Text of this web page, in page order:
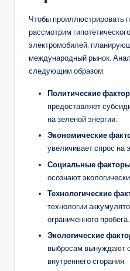
Чтобы проиллюстрировать
рассмотрим
электромобилей,
международный рынок.
следующим образом:
Политические
предоставляет
на зеленой энергии.
Экономические
увеличивает спрос на
Социальные
осознают
Технологические
технологии
ограниченного пробега.
Экологические
выбросам вынуждают
внутреннего сгорания.